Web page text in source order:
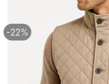
-22%